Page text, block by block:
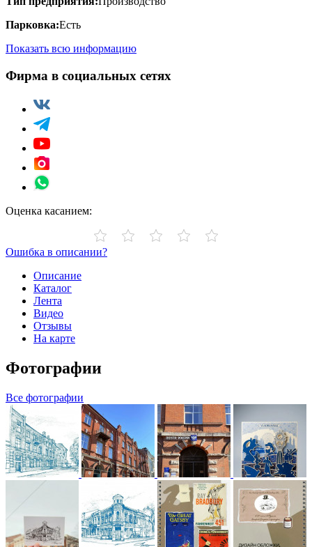
Парковка:Есть
Показать всю информацию
Фирма в социальных сетях
Оценка касанием:
Ошибка в описании?
Описание
Каталог
Лента
Видео
Отзывы
На карте
Фотографии
Все фотографии